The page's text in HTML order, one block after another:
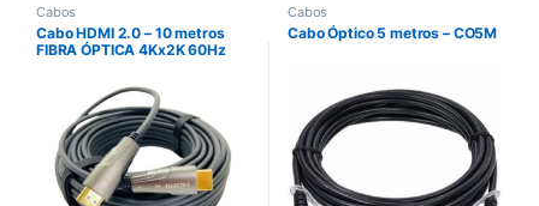
Cabos
Cabo HDMI 2.0 – 10 metros
FIBRA ÓPTICA 4Kx2K 60Hz
Cabos
Cabo Óptico 5 metros – CO5M